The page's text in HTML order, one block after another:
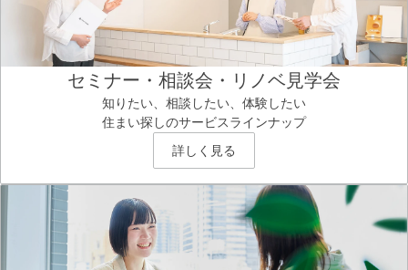
セミナー・相談会・リノベ見学会
知りたい、相談したい、体験したい
住まい探しのサービスラインナップ
詳しく見る